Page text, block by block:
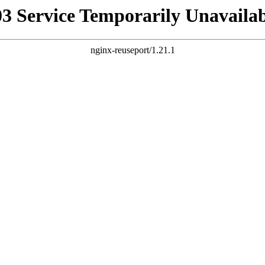
Service Temporarily
nginx-reuseport/1.21.1